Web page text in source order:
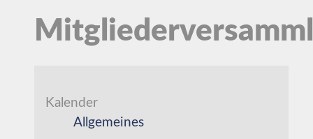
Kalender
Allgemeines